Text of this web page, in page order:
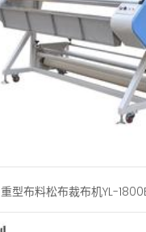
重型布料松布裁布机YL-